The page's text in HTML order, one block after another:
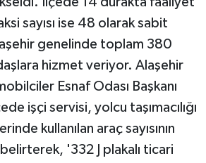
sayısı ise 48 olarak sabit
genelinde toplam 380
hizmet veriyor. Alaşehir
Esnaf Odası Başkanı
işçi servisi, yolcu taşımacılığı
kullanılan araç sayısının
'332 J plakalı ticari